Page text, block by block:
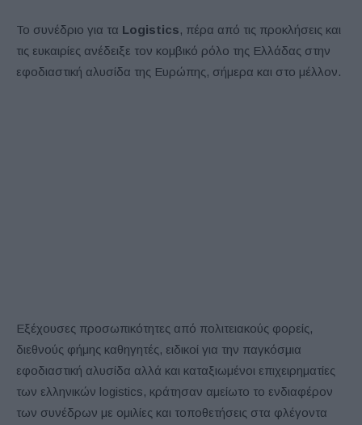
Το συνέδριο για τα Logistics, πέρα από τις προκλήσεις και
τις ευκαιρίες ανέδειξε τον κομβικό ρόλο της Ελλάδας στην
εφοδιαστική αλυσίδα της Ευρώπης, σήμερα και στο μέλλον.
Εξέχουσες προσωπικότητες από πολιτειακούς φορείς,
διεθνούς φήμης καθηγητές, ειδικοί για την παγκόσμια
εφοδιαστική αλυσίδα αλλά και καταξιωμένοι επιχειρηματίες
των ελληνικών logistics, κράτησαν αμείωτο το ενδιαφέρον
των συνέδρων με ομιλίες και τοποθετήσεις στα φλέγοντα